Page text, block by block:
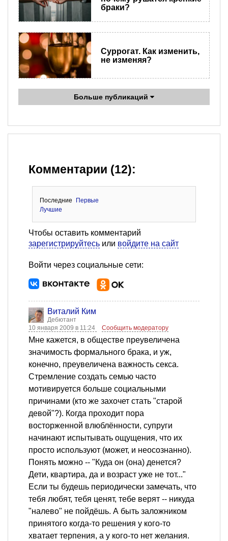
браки?
Суррогат. Как изменить,
не изменяя?
Больше публикаций
Комментарии (12):
Последние
Первые
Лучшие
Чтобы оставить комментарий
зарегистрируйтесь или войдите на сайт
Войти через социальные сети:
Виталий Ким
Дебютант
10 января 2009 в 11:24
Сообщить модератору
Мне кажется, в обществе преувеличена
значимость формального брака, и уж,
конечно, преувеличена важность секса.
Стремление создать семью часто
мотивируется больше социальными
причинами (кто же захочет стать "старой
девой"?). Когда проходит пора
восторженной влюблённости, супруги
начинают испытывать ощущения, что их
просто используют (может, и неосознанно).
Понять можно -- "Куда он (она) денется?
Дети, квартира, да и возраст уже не тот..."
Если ты будешь периодически замечать, что
тебя любят, тебя ценят, тебе верят -- никуда
"налево" не пойдёшь. А быть заложником
принятого когда-то решения у кого-то
хватает терпения, а у кого-то нет желания.